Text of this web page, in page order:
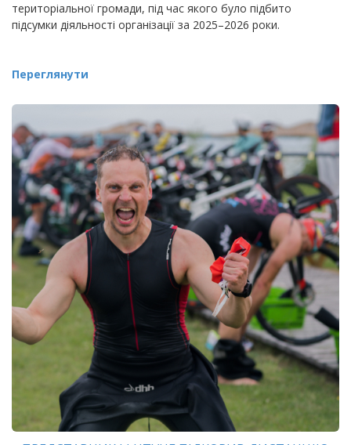
територіальної громади, під час якого було підбито
підсумки діяльності організації за 2025–2026 роки.
Переглянути